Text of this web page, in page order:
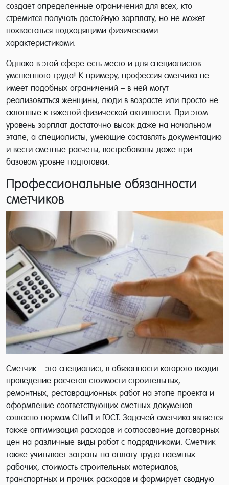
создает определенные ограничения для всех, кто
стремится получать достойную зарплату, но не может
похвастаться подходящими физическими
характеристиками.
Однако в этой сфере есть место и для специалистов
умственного труда! К примеру, профессия сметчика не
имеет подобных ограничений – в ней могут
реализоваться женщины, люди в возрасте или просто не
склонные к тяжелой физической активности. При этом
уровень зарплат достаточно высок даже на начальном
этапе, а специалисты, умеющие составлять документацию
и вести сметные расчеты, востребованы даже при
базовом уровне подготовки.
Профессиональные обязанности
сметчиков
Сметчик – это специалист, в обязанности которого входит
проведение расчетов стоимости строительных,
ремонтных, реставрационных работ на этапе проекта и
оформление соответствующих сметных докуменов
согласно нормам СНиП и ГОСТ. Задачей сметчика является
также оптимизация расходов и согласование договорных
цен на различные виды работ с подрядчиками. Сметчик
также учитывает затраты на оплату труда наемных
рабочих, стоимость строительных материалов,
транспортных и прочих расходов и формирует сводную